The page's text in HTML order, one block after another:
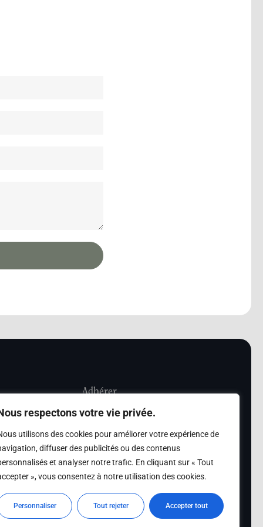
respectons votre vie privée.
utilisons des cookies pour améliorer votre expérience de
diffuser des publicités ou des contenus
et analyser notre trafic. En cliquant sur « Tout
», vous consentez à notre utilisation des cookies.
Personnaliser Tout rejeter Accepter tout
Les Amis de
de la
archives des Amis
Adhérer
Adhésion